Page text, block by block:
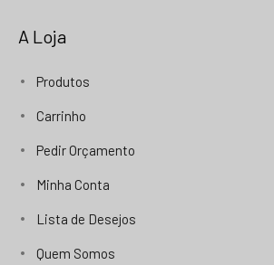
A Loja
Produtos
Carrinho
Pedir Orçamento
Minha Conta
Lista de Desejos
Quem Somos